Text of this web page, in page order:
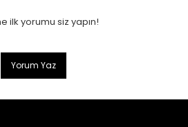
ilk yorumu siz yapın!
Yorum Yaz